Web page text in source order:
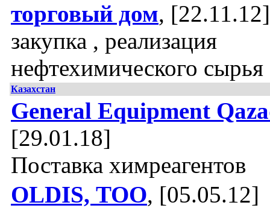
торговый дом, [22.11.12]
закупка , реализация
нефтехимического сырья
Казахстан
General Equipment
[29.01.18]
Поставка химреагентов
OLDIS, ТОО, [05.05.12]